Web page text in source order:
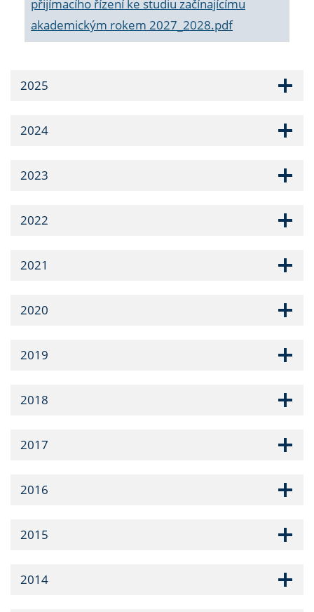
přijímacího řízení ke studiu začínajícímu
akademickým rokem 2027_2028.pdf
2025
2024
2023
2022
2021
2020
2019
2018
2017
2016
2015
2014